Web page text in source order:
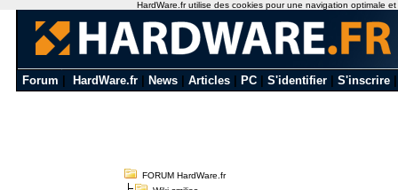
Forum HardWare.fr News Articles PC S'identifier S'inscrire
FORUM HardWare.fr
HardWare.fr utilise des cookies pour une navigation optimale